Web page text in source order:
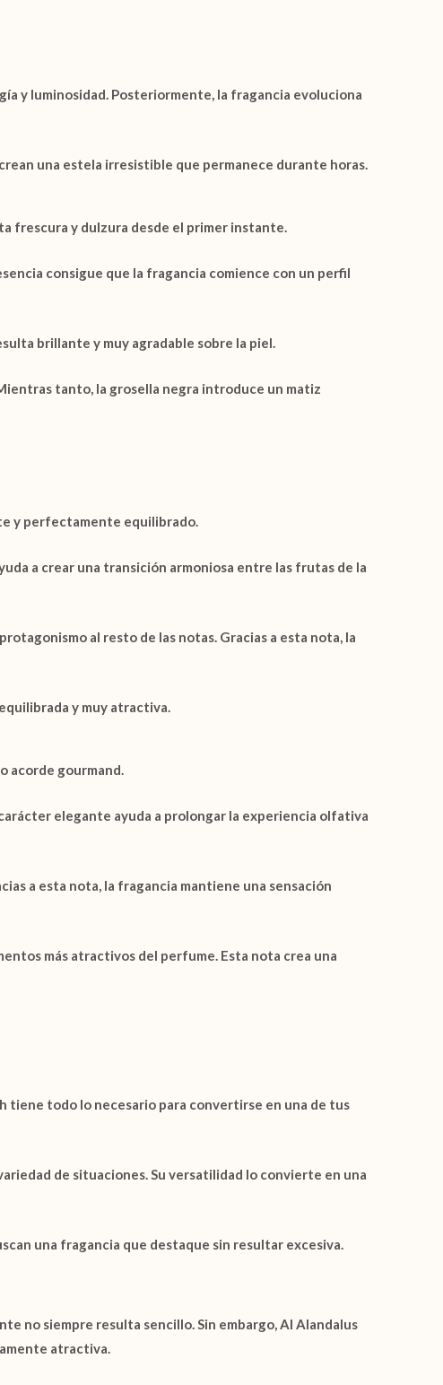
y luminosidad. Posteriormente, la fragancia evoluciona
una estela irresistible que permanece durante horas.
frescura y dulzura desde el primer instante.
consigue que la fragancia comience con un perfil
brillante y muy agradable sobre la piel.
tanto, la grosella negra introduce un matiz
y perfectamente equilibrado.
a crear una transición armoniosa entre las frutas de la
al resto de las notas. Gracias a esta nota, la
y muy atractiva.
acorde gourmand
elegante ayuda a prolongar la experiencia olfativa
a esta nota, la fragancia mantiene una sensación
más atractivos del perfume. Esta nota crea una
tiene todo lo necesario para convertirse en una de tus
de situaciones. Su versatilidad lo convierte en una
una fragancia que destaque sin resultar excesiva.
no siempre resulta sencillo. Sin embargo, Al Alandalus
atractiva.